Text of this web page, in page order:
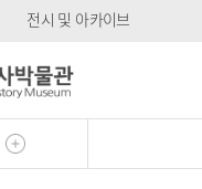
전시 및 아카이브